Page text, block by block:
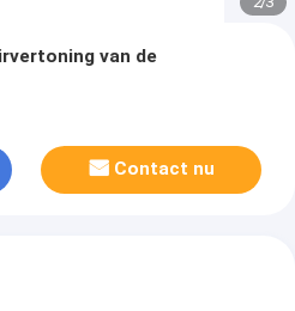
van de
Contact nu